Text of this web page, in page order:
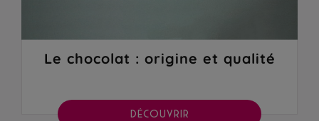
Le chocolat : origine et qualité
DÉCOUVRIR